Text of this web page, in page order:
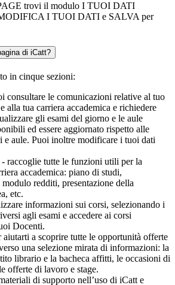
trovi il modulo I TUOI DATI
I TUOI DATI e SALVA per
di iCatt?
in cinque sezioni:
consultare le comunicazioni relative al tuo
alla tua carriera accademica e richiedere
gli esami del giorno e le aule
ed essere aggiornato rispetto alle
e aule. Puoi inoltre modificare i tuoi dati
- raccoglie tutte le funzioni utili per la
accademica: piano di studi,
redditi, presentazione della
etc.
informazioni sui corsi, selezionando i
agli esami e accedere ai corsi
Docenti.
a scoprire tutte le opportunità offerte
una selezione mirata di informazioni: la
librario e la bacheca affitti, le occasioni di
offerte di lavoro e stage.
di supporto nell’uso di iCatt e